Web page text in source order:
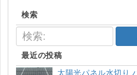
検索
最近の投稿
太陽光パネル水切り パナソニック、三